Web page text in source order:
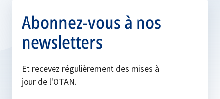
Abonnez-vous à nos
newsletters
Et recevez régulièrement des mises à
jour de l'OTAN.